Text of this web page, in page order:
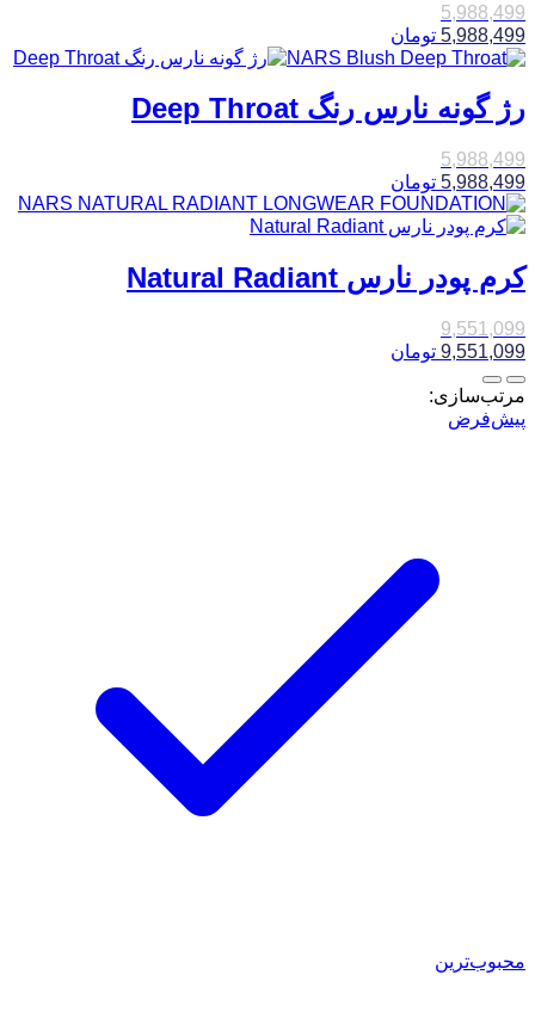
5,988,499
5,988,499 تومان
رژ گونه نارس رنگ Deep Throat
5,988,499
5,988,499 تومان
کرم پودر نارس Natural Radiant
9,551,099
9,551,099 تومان
مرتب‌سازی:
پیش‌فرض
محبوب‌ترین